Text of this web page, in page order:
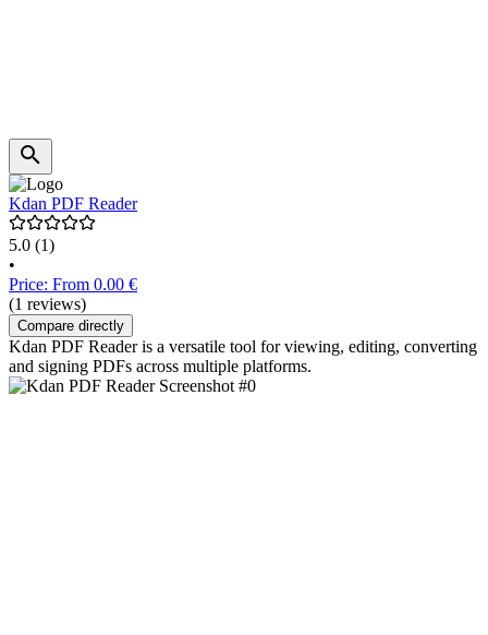
Kdan PDF Reader
5.0 (1)
•
Price: From 0.00 €
(1 reviews)
Compare directly
Kdan PDF Reader is a versatile tool for viewing, editing, converting
and signing PDFs across multiple platforms.